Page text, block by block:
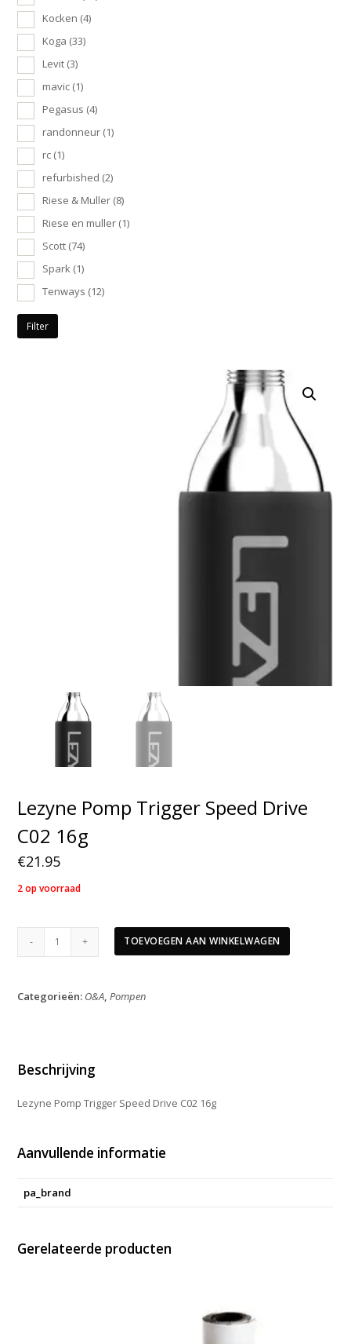
Kocken (4)
Koga (33)
Levit (3)
mavic (1)
Pegasus (4)
randonneur (1)
rc (1)
refurbished (2)
Riese & Muller (8)
Riese en muller (1)
Scott (74)
Spark (1)
Tenways (12)
Filter
Lezyne Pomp Trigger Speed Drive
C02 16g
€21.95
2 op voorraad
Lezyne
Drive
TOEVOEGEN AAN WINKELWAGEN
Categorieën: O&A,Pompen
Beschrijving
Lezyne Pomp Trigger Speed Drive C02 16g
Aanvullende informatie
pa_brand
Gerelateerde producten